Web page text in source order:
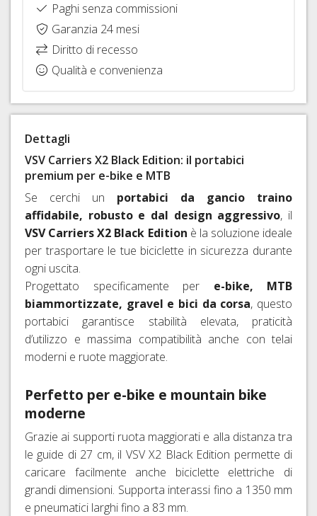
PERNI
Paghi senza commissioni
Garanzia 24 mesi
Diritto di recesso
Qualità e convenienza
Dettagli
VSV Carriers X2 Black Edition: il portabici
premium per e-bike e MTB
Se cerchi un portabici da gancio traino
affidabile, robusto e dal design aggressivo, il
VSV Carriers X2 Black Edition è la soluzione ideale
per trasportare le tue biciclette in sicurezza durante
ogni uscita.
Progettato specificamente per e-bike, MTB
biammortizzate, gravel e bici da corsa, questo
portabici garantisce stabilità elevata, praticità
d’utilizzo e massima compatibilità anche con telai
moderni e ruote maggiorate.
Perfetto per e-bike e mountain bike
moderne
Grazie ai supporti ruota maggiorati e alla distanza tra
le guide di 27 cm, il VSV X2 Black Edition permette di
caricare facilmente anche biciclette elettriche di
grandi dimensioni. Supporta interassi fino a 1350 mm
e pneumatici larghi fino a 83 mm.